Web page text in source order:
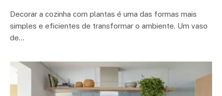
Decorar a cozinha com plantas é uma das formas mais
simples e eficientes de transformar o ambiente. Um vaso
de…